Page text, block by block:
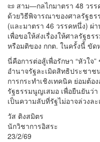
📜 สาม—กลไกมาตรา 48 วร
ด้วยวิธีพิจารณาของศาลรัฐธ
(และมาตรา 46 วรรคหนึ่ง) ผ่
เพื่อขอให้ส่งเรื่องให้ศาลรัฐธ
หรือมติของ กกต. ในครั้งนี้ ขั
นี่คือการต่อสู้เพื่อรักษา “หัวใจ
อำนาจรัฐละเมิดสิทธิประชา
การกระทำเชิงเทคนิค ย่อมต้อ
รัฐธรรมนูญเสมอ เพื่อยืนยันว่
เป็นความลับที่รัฐไม่อาจล่วงละ
วัส ติงสมิตร
นักวิชาการอิสระ
23/2/69